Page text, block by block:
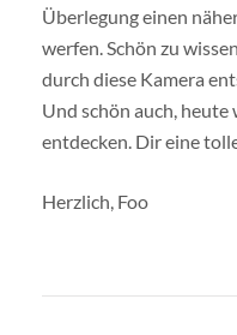
Überlegung einen
werfen. Schön zu
durch diese Kamera
Und schön auch, heute
entdecken. Dir eine
Herzlich, Foo